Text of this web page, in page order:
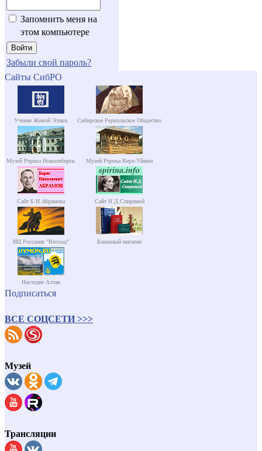
Запомнить меня на
этом компьютере
Забыли свой пароль?
Сайты СибРО
Учение Живой Этики Сибирское Рериховское Общество
Музей Рериха Новосибирск Музей Рериха Верх-Уймон
Сайт Б.Н.Абрамова Сайт Н.Д.Спириной
ИЦ Россазия "Восход" Книжный магазин
Наследие Алтая
Подписаться
ВСЕ СОЦСЕТИ >>>
Музей
Трансляции